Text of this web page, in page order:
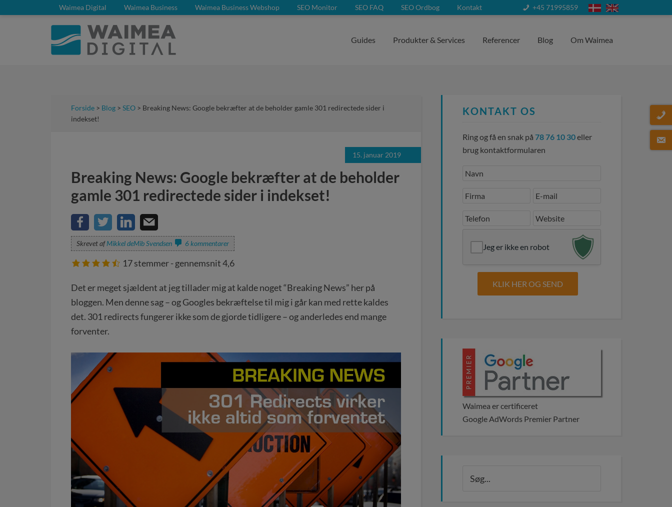
Waimea Digital Waimea Business Waimea Business Webshop SEO Monitor SEO FAQ SEO Ordbog Kontakt +45 71995859
Guides Produkter & Services Referencer Blog Om Waimea
Forside > Blog > SEO > Breaking News: Google bekræfter at de beholder gamle 301 redirectede sider i
indekset!
15. januar 2019
Breaking News: Google bekræfter at de beholder
gamle 301 redirectede sider i indekset!
Skrevet afMikkel deMib Svendsen 6 kommentarer
17stemmer - gennemsnit4,6
Det er meget sjældent at jeg tillader mig at kalde noget “Breaking News” her på
bloggen. Men denne sag – og Googles bekræftelse til mig i går kan med rette kaldes
det. 301 redirects fungerer ikke som de gjorde tidligere – og anderledes end mange
forventer.
KONTAKT OS
Ring og få en snak på 78 76 10 30eller
brug kontaktformularen
Jeg er ikke en robot
Waimea er certificeret
Google AdWords Premier Partner